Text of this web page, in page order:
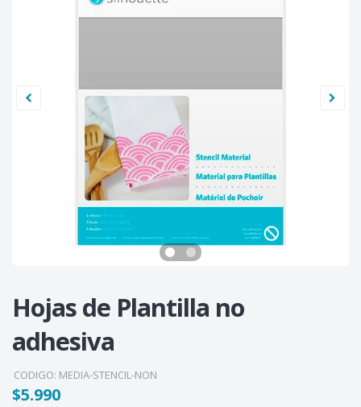
Hojas de Plantilla no
adhesiva
CODIGO: MEDIA-STENCIL-NON
$5.990